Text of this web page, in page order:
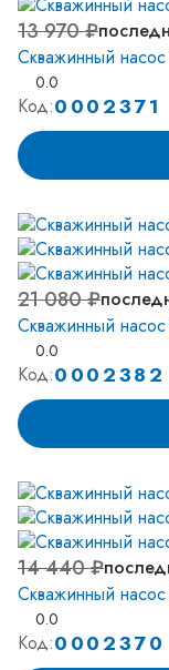
13 970 ₽
Скважинный
0.0
Код:0002371
21 080 ₽
Скважинный
0.0
Код:0002382
14 440 ₽
Скважинный
0.0
Код:0002370